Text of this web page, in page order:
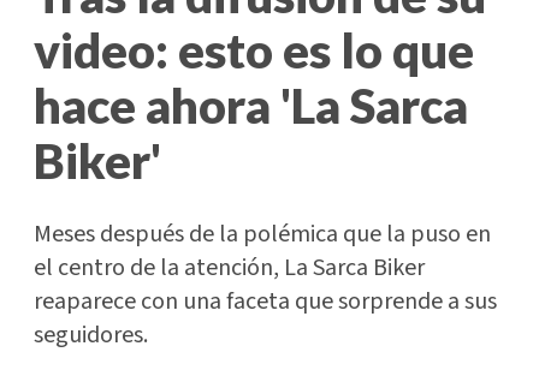
video: esto es lo que
hace ahora 'La Sarca
Biker'
Meses después de la polémica que la puso en
el centro de la atención, La Sarca Biker
reaparece con una faceta que sorprende a sus
seguidores.